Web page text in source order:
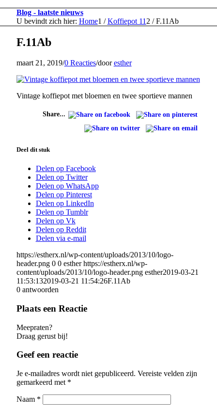
Blog - laatste nieuws
U bevindt zich hier: Home1 / Koffiepot 11 2 / F.11Ab
F.11Ab
maart 21, 2019/0 Reacties/dooresther
Vintage koffiepot met bloemen en twee sportieve mannen
Share...
Deel dit stuk
Delen op Facebook
Delen op Twitter
Delen op WhatsApp
Delen op Pinterest
Delen op LinkedIn
Delen op Tumblr
Delen op Vk
Delen op Reddit
Delen via e-mail
https://estherx.nl/wp-content/uploads/2013/10/logo-
header.png 0 0 esther https://estherx.nl/wp-
content/uploads/2013/10/logo-header.png esther2019-03-21
11:53:132019-03-21 11:54:26F.11Ab
0 antwoorden
Plaats een Reactie
Meepraten?
Draag gerust bij!
Geef een reactie
Je e-mailadres wordt niet gepubliceerd. Vereiste velden zijn
gemarkeerd met *
Naam *